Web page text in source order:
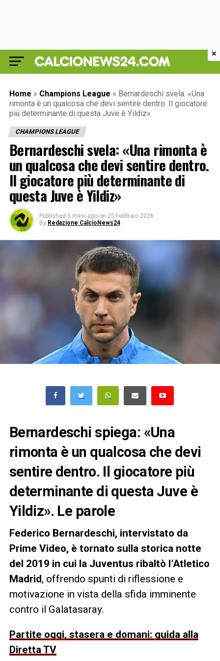
Home » Champions League » Bernardeschi svela: «Una
rimonta è un qualcosa che devi sentire dentro. Il giocatore
più determinante di questa Juve è Yildiz»
CHAMPIONS LEAGUE
Bernardeschi svela: «Una rimonta è
un qualcosa che devi sentire dentro.
Il giocatore più determinante di
questa Juve è Yildiz»
Published 5 mesi ago on 25 Febbraio 2026
By Redazione CalcioNews24
Bernardeschi spiega: «Una
rimonta è un qualcosa che devi
sentire dentro. Il giocatore più
determinante di questa Juve è
Yildiz». Le parole
Federico Bernardeschi, intervistato da
Prime Video, è tornato sulla storica notte
del 2019 in cui la Juventus ribaltò l’Atletico
Madrid, offrendo spunti di riflessione e
motivazione in vista della sfida imminente
contro il Galatasaray.
Partite oggi, stasera e domani: guida alla
Diretta TV
×